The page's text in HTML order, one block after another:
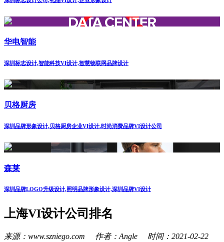
华电智能
深圳标志设计,智能科技VI设计,智慧物联网品牌设计
贝格厨房
深圳品牌形象设计,贝格厨房企业VI设计.时尚消费品牌VI设计公司
森莱
深圳品牌LOGO升级设计,照明品牌形象设计,深圳品牌VI设计
上海VI设计公司排名
来源：www.szniego.com 作者：Angle 时间：2021-02-22